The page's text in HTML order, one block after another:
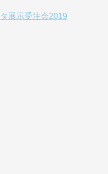
展示受注会2019